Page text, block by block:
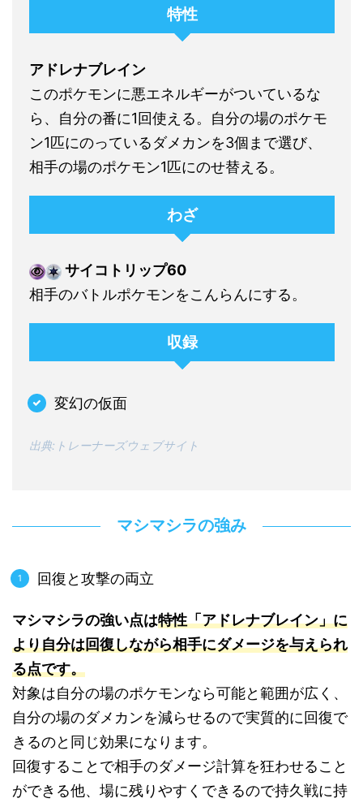
特性
アドレナブレイン
このポケモンに悪エネルギーがついているな
ら、自分の番に1回使える。自分の場のポケモ
ン1匹にのっているダメカンを3個まで選び、
相手の場のポケモン1匹にのせ替える。
わざ
サイコトリップ60
相手のバトルポケモンをこんらんにする。
収録
変幻の仮面
出典:トレーナーズウェブサイト
マシマシラの強み
回復と攻撃の両立
マシマシラの強い点は特性「アドレナブレイン」に
より自分は回復しながら相手にダメージを与えられ
る点です。
対象は自分の場のポケモンなら可能と範囲が広く、
自分の場のダメカンを減らせるので実質的に回復で
きるのと同じ効果になります。
回復することで相手のダメージ計算を狂わせること
ができる他、場に残りやすくできるので持久戦に持